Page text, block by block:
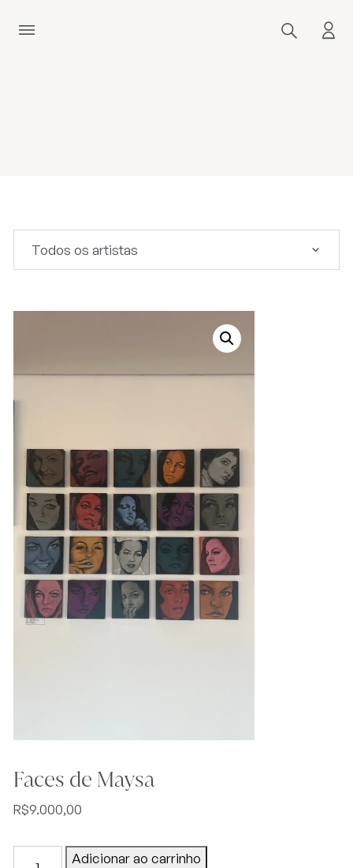
Todos os artistas
Faces de Maysa
R$9.000,00
Adicionar ao carrinho